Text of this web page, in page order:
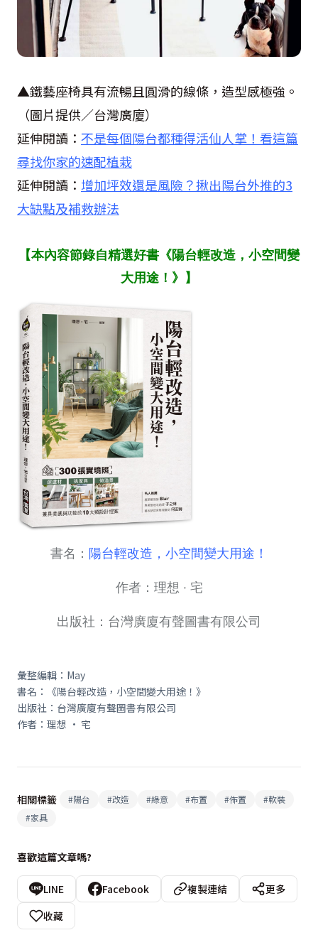
▲鐵藝座椅具有流暢且圓滑的線條，造型感極強。
（圖片提供／台灣廣廈）
延伸閱讀： 不是每個陽台都種得活仙人掌！看這篇
尋找你家的速配植栽
延伸閱讀： 增加坪效還是風險？揪出陽台外推的3
大缺點及補救辦法
【本內容節錄自精選好書《陽台輕改造，小空間變
大用途！》】
書名： 陽台輕改造，小空間變大用途！
作者：理想 · 宅
出版社：台灣廣廈有聲圖書有限公司
彙整編輯：May
書名：《陽台輕改造，小空間變大用途！》
出版社：台灣廣廈有聲圖書有限公司
作者：理想 · 宅
相關標籤 #陽台 #改造 #綠意 #布置 #佈置 #軟裝
#家具
喜歡這篇文章嗎?
LINE Facebook 複製連結
更多
收藏